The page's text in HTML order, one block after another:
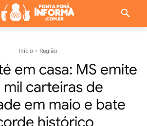
Início Região
em casa: MS emite
mil carteiras de
em maio e bate
histórico